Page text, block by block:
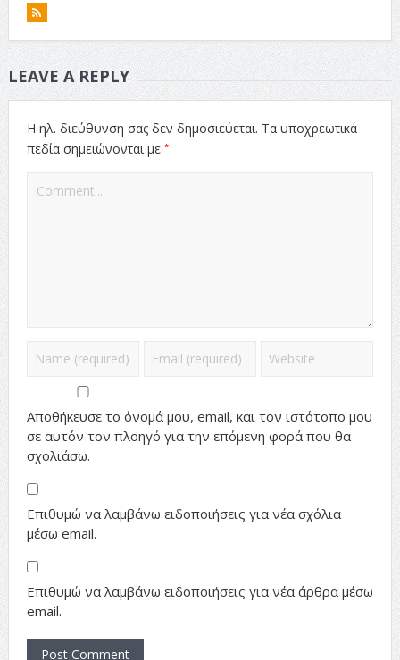
LEAVE A REPLY
Η ηλ. διεύθυνση σας δεν δημοσιεύεται. Τα υποχρεωτικά
πεδία σημειώνονται με *
Αποθήκευσε το όνομά μου, email, και τον ιστότοπο μου
σε αυτόν τον πλοηγό για την επόμενη φορά που θα
σχολιάσω.
Επιθυμώ να λαμβάνω ειδοποιήσεις για νέα σχόλια
μέσω email.
Επιθυμώ να λαμβάνω ειδοποιήσεις για νέα άρθρα μέσω
email.